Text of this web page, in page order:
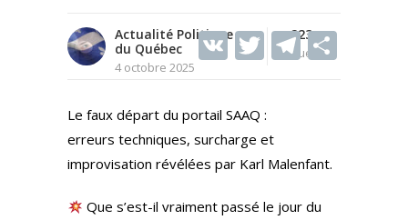
Actualité Politique
du Québec
4 octobre 2025
223
Vues
V T
itt
er
T
a
Le faux départ du portail SAAQ :
erreurs techniques, surcharge et
improvisation révélées par Karl Malenfant.
Que s’est-il vraiment passé le jour du